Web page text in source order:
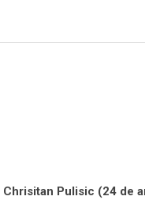
Chrisitan Pulisic (24 de